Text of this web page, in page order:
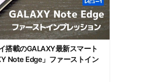
搭載のGALAXY最新スマート
Note Edge」ファーストイン